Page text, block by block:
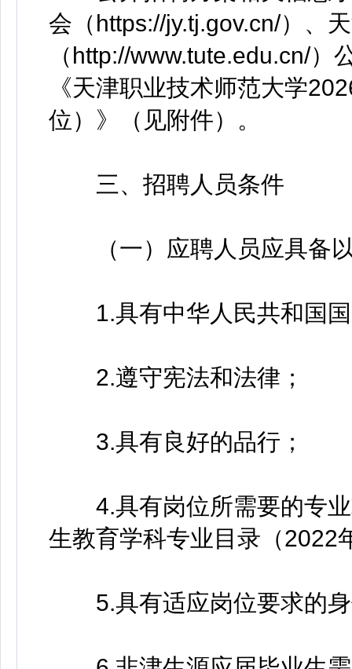
会（https://jy.tj.gov.cn/）、
（http://www.tute.edu.cn/
《天津职业技术师范大学
位）》（见附件）。
三、招聘人员条件
（一）应聘人员应具备
1.具有中华人民共和国国
2.遵守宪法和法律；
3.具有良好的品行；
4.具有岗位所需要的专业
生教育学科专业目录（2022
5.具有适应岗位要求的身